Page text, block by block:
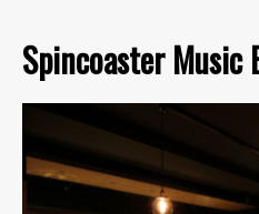
Spincoaster Music